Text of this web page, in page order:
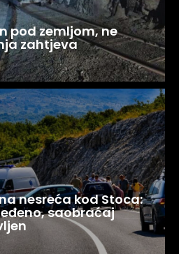
pod zemljom, ne
zahtjeva
nesreća kod Stoca:
saobraćaj